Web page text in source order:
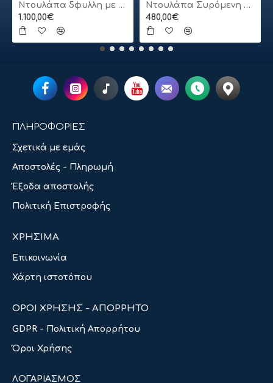
Ντουλάπα 5φυλλη με πατάρι
1.100,00€
Ντουλάπα Συρόμενη 24113-MJ3-180 Χρώμα Λευκό 180x200x62cm
480,00€
ΠΛΗΡΟΦΟΡΙΕΣ
Σχετικά με εμάς
Αποστολές - Πληρωμή
Έξοδα αποστολής
Πολιτική Επιστροφής
ΧΡΗΣΙΜΑ
Επικοινωνία
Χάρτη ιστοτόπου
ΟΡΟΙ ΧΡΗΣΗΣ - ΑΠΟΡΡΗΤΟ
GDPR - Πολιτική Απορρήτου
Όροι Χρήσης
ΛΟΓΑΡΙΑΣΜΟΣ